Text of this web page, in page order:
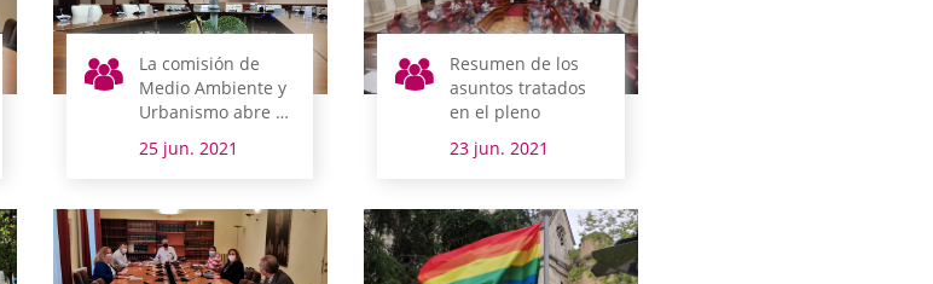
La comisión de
Medio Ambiente y
Urbanismo abre el
lunes la semana
legislativa en Álava
25 jun. 2021
Resumen de los
asuntos tratados
en el pleno
23 jun. 2021